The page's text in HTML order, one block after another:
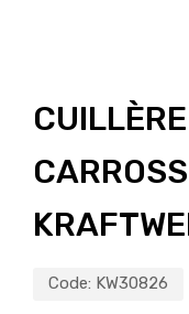
Code: KW30826